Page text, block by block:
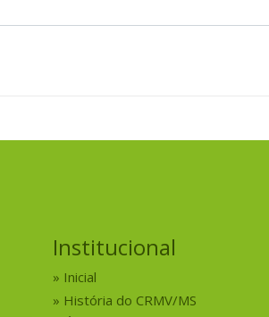
Institucional
Inicial
História do CRMV/MS